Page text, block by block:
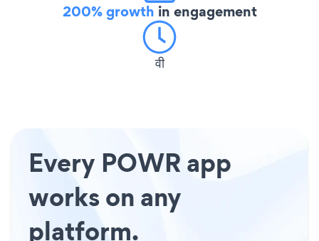
200% growth in engagement
वी
Every POWR app
works on any
platform.